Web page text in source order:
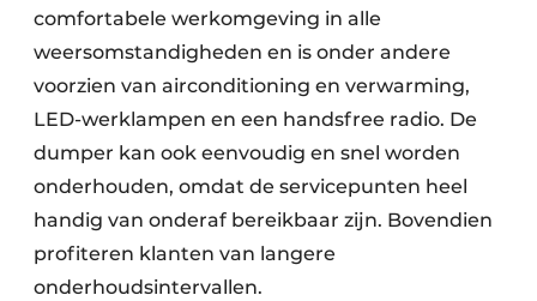
comfortabele werkomgeving in alle
weersomstandigheden en is onder andere
voorzien van airconditioning en verwarming,
LED-werklampen en een handsfree radio. De
dumper kan ook eenvoudig en snel worden
onderhouden, omdat de servicepunten heel
handig van onderaf bereikbaar zijn. Bovendien
profiteren klanten van langere
onderhoudsintervallen.